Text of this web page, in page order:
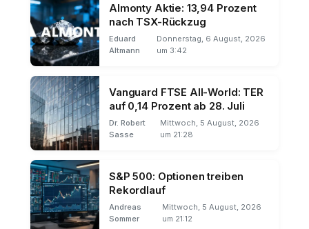
Almonty Aktie: 13,94 Prozent
nach TSX-Rückzug
Eduard
Altmann
Donnerstag, 6 August, 2026
um 3:42
Vanguard FTSE All-World: TER
auf 0,14 Prozent ab 28. Juli
Dr. Robert
Sasse
Mittwoch, 5 August, 2026
um 21:28
S&P 500: Optionen treiben
Rekordlauf
Andreas
Sommer
Mittwoch, 5 August, 2026
um 21:12